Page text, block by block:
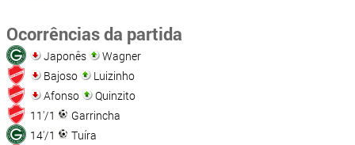
Ocorrências da partida
Japonês
Wagner
Bajoso
Luizinho
Afonso
Quinzito
11'/1
Garrincha
14'/1
Tuíra